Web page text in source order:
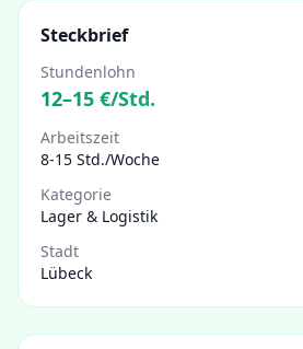
Steckbrief
Stundenlohn
12–15 €/Std.
Arbeitszeit
8-15 Std./Woche
Kategorie
Lager & Logistik
Stadt
Lübeck